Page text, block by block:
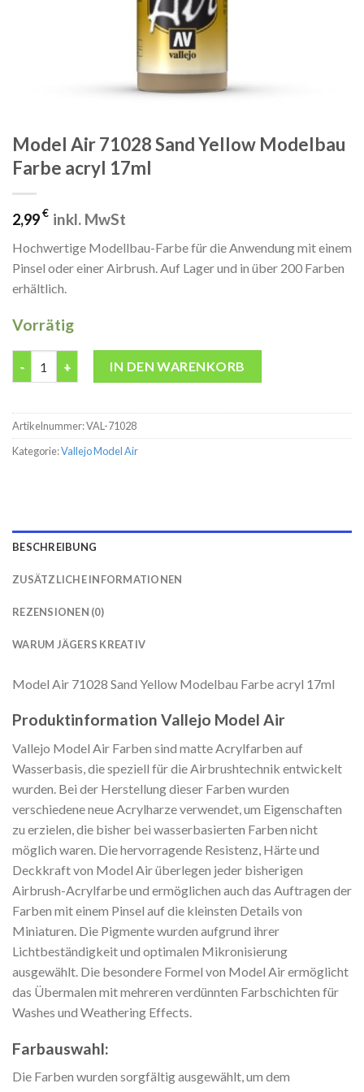
Model Air 71028 Sand Yellow Modelbau
Farbe acryl 17ml
2,99€ inkl. MwSt
Hochwertige Modellbau-Farbe für die Anwendung mit einem
Pinsel oder einer Airbrush. Auf Lager und in über 200 Farben
erhältlich.
Vorrätig
IN DEN WARENKORB
Artikelnummer:VAL-71028
Kategorie:Vallejo Model Air
BESCHREIBUNG
ZUSÄTZLICHE INFORMATIONEN
REZENSIONEN (0)
WARUM JÄGERS KREATIV
Model Air 71028 Sand Yellow Modelbau Farbe acryl 17ml
Produktinformation Vallejo Model Air
Vallejo Model Air Farben sind matte Acrylfarben auf
Wasserbasis, die speziell für die Airbrushtechnik entwickelt
wurden. Bei der Herstellung dieser Farben wurden
verschiedene neue Acrylharze verwendet, um Eigenschaften
zu erzielen, die bisher bei wasserbasierten Farben nicht
möglich waren. Die hervorragende Resistenz, Härte und
Deckkraft von Model Air überlegen jeder bisherigen
Airbrush-Acrylfarbe und ermöglichen auch das Auftragen der
Farben mit einem Pinsel auf die kleinsten Details von
Miniaturen. Die Pigmente wurden aufgrund ihrer
Lichtbeständigkeit und optimalen Mikronisierung
ausgewählt. Die besondere Formel von Model Air ermöglicht
das Übermalen mit mehreren verdünnten Farbschichten für
Washes und Weathering Effects.
Farbauswahl:
Die Farben wurden sorgfältig ausgewählt, um dem